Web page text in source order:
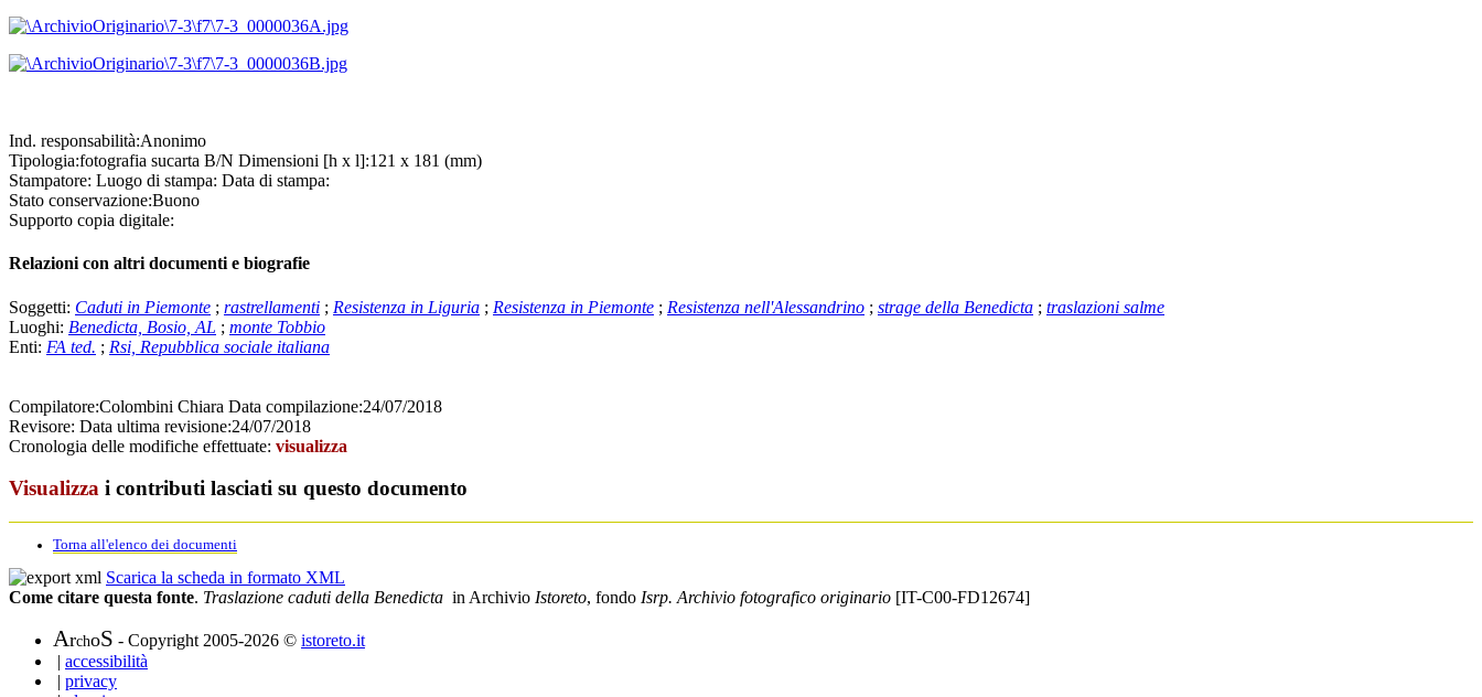
Ind. responsabilità:Anonimo
Tipologia:fotografia sucarta B/N Dimensioni [h x l]:121 x 181 (mm)
Stampatore: Luogo di stampa: Data di stampa:
Stato conservazione:Buono
Supporto copia digitale:
Relazioni con altri documenti e biografie
Soggetti: Caduti in Piemonte ; rastrellamenti ; Resistenza in Liguria ; Resistenza in Piemonte ; Resistenza nell'Alessandrino ; strage della Benedicta ; traslazioni salme
Luoghi: Benedicta, Bosio, AL ; monte Tobbio
Enti: FA ted. ; Rsi, Repubblica sociale italiana
Compilatore:Colombini Chiara Data compilazione:24/07/2018
Revisore: Data ultima revisione:24/07/2018
Cronologia delle modifiche effettuate: visualizza
Visualizza i contributi lasciati su questo documento
Torna all'elenco dei documenti
Scarica la scheda in formato XML
Come citare questa fonte. Traslazione caduti della Benedicta in Archivio Istoreto, fondo Isrp. Archivio fotografico originario [IT-C00-FD12674]
ArchoS - Copyright 2005-2026 © istoreto.it
| accessibilità
| privacy